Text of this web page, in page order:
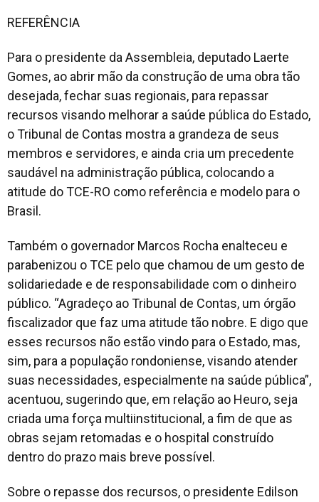
REFERÊNCIA
Para o presidente da Assembleia, deputado Laerte
Gomes, ao abrir mão da construção de uma obra tão
desejada, fechar suas regionais, para repassar
recursos visando melhorar a saúde pública do Estado,
o Tribunal de Contas mostra a grandeza de seus
membros e servidores, e ainda cria um precedente
saudável na administração pública, colocando a
atitude do TCE-RO como referência e modelo para o
Brasil.
Também o governador Marcos Rocha enalteceu e
parabenizou o TCE pelo que chamou de um gesto de
solidariedade e de responsabilidade com o dinheiro
público. “Agradeço ao Tribunal de Contas, um órgão
fiscalizador que faz uma atitude tão nobre. E digo que
esses recursos não estão vindo para o Estado, mas,
sim, para a população rondoniense, visando atender
suas necessidades, especialmente na saúde pública”,
acentuou, sugerindo que, em relação ao Heuro, seja
criada uma força multiinstitucional, a fim de que as
obras sejam retomadas e o hospital construído
dentro do prazo mais breve possível.
Sobre o repasse dos recursos, o presidente Edilson